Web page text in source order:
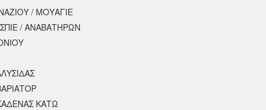
/ ΜΟΥΑΓΙΕ
/ ΑΝΑΒΑΤΗΡΩΝ
ΚΑΤΩ